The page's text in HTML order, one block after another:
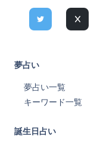
夢占い
夢占い一覧
キーワード一覧
誕生日占い